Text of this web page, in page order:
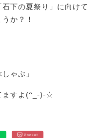
下の夏祭り」に向けて
か？！
ゃぶ」
ますよ(^_-)-☆
Pocket